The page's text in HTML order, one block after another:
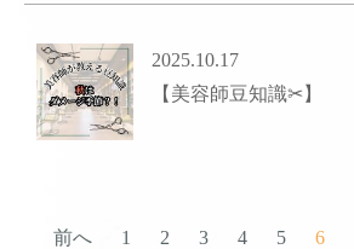
2025.10.17
【美容師豆知識✂︎】
前へ 1 2 3 4 5 6